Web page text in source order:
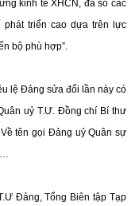
kinh tế XHCN, đa số các
phát triển cao dựa trên lực
bộ phù hợp”.
lệ Đảng sửa đổi lần này có
uỷ T.Ư. Đồng chí Bí thư
tên gọi Đảng uỷ Quân sự
Đảng, Tổng Biên tập Tạp